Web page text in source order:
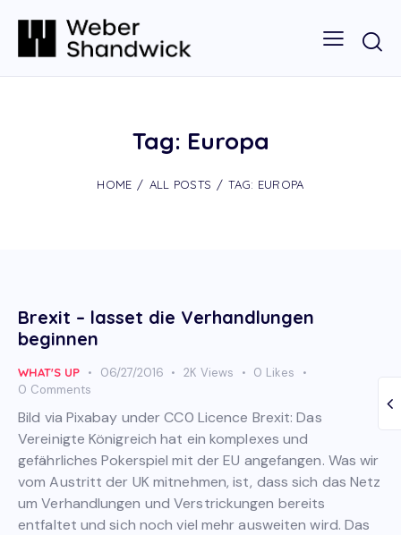
Tag: Europa
HOME ALL POSTS TAG: EUROPA
Brexit – lasset die Verhandlungen
beginnen
WHAT'S UP 06/27/2016 2K Views 0 Likes
0 Comments
Bild via Pixabay under CC0 Licence Brexit: Das
Vereinigte Königreich hat ein komplexes und
gefährliches Pokerspiel mit der EU angefangen. Was wir
vom Austritt der UK mitnehmen, ist, dass sich das Netz
um Verhandlungen und Verstrickungen bereits
entfaltet und sich noch viel mehr ausweiten wird. Das